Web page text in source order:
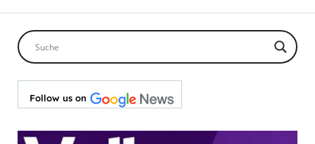
Follow us on